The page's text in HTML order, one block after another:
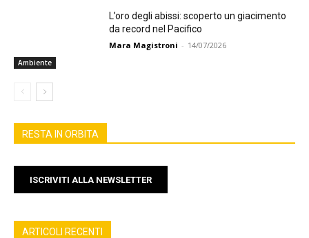
Ambiente
L’oro degli abissi: scoperto un giacimento
da record nel Pacifico
Mara Magistroni - 14/07/2026
RESTA IN ORBITA
ISCRIVITI ALLA NEWSLETTER
ARTICOLI RECENTI